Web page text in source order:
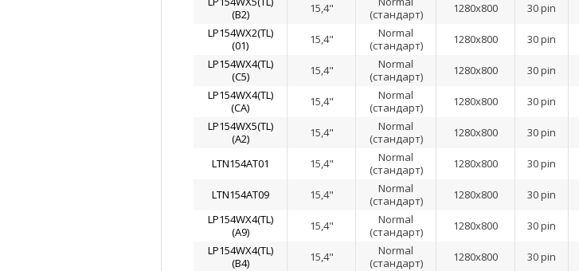
(B2)
15,4"
(стандарт)
1280x800 30 pin
LP154WX2(TL)
(01)
15,4"
Normal
(стандарт)
1280x800 30 pin
LP154WX4(TL)
(C5)
15,4"
Normal
(стандарт)
1280x800 30 pin
LP154WX4(TL)
(CA)
15,4"
Normal
(стандарт)
1280x800 30 pin
LP154WX5(TL)
(A2)
15,4"
Normal
(стандарт)
1280x800 30 pin
LTN154AT01 15,4"
Normal
(стандарт)
1280x800 30 pin
LTN154AT09 15,4"
Normal
(стандарт)
1280x800 30 pin
LP154WX4(TL)
(A9)
15,4"
Normal
(стандарт)
1280x800 30 pin
LP154WX4(TL)
(B4)
15,4"
Normal
(стандарт)
1280x800 30 pin